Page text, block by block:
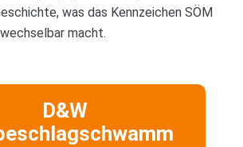
was das Kennzeichen SÖM
macht.
D&W